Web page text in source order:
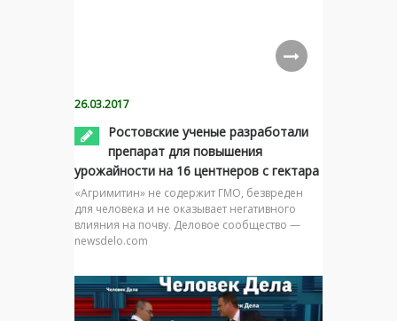
26.03.2017
Ростовские ученые разработали
препарат для повышения
урожайности на 16 центнеров с гектара
«Агримитин» не содержит ГМО, безвреден
для человека и не оказывает негативного
влияния на почву. Деловое сообщество —
newsdelo.com